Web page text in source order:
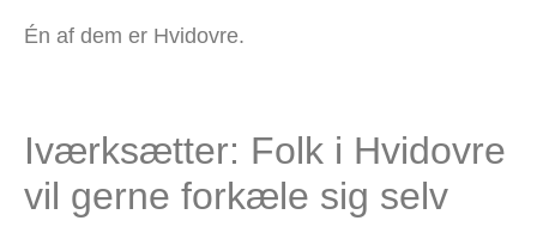
Én af dem er Hvidovre.
Iværksætter: Folk i Hvidovre
vil gerne forkæle sig selv